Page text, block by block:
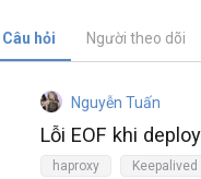
Câu hỏi Người theo dõi
Nguyễn Tuấn
Lỗi EOF khi
haproxy Keepalived